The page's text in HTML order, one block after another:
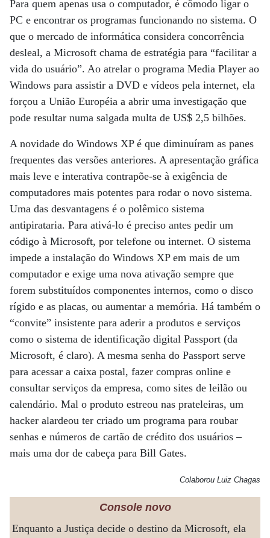
Para quem apenas usa o computador, é cômodo ligar o
PC e encontrar os programas funcionando no sistema. O
que o mercado de informática considera concorrência
desleal, a Microsoft chama de estratégia para “facilitar a
vida do usuário”. Ao atrelar o programa Media Player ao
Windows para assistir a DVD e vídeos pela internet, ela
forçou a União Européia a abrir uma investigação que
pode resultar numa salgada multa de US$ 2,5 bilhões.
A novidade do Windows XP é que diminuíram as panes
frequentes das versões anteriores. A apresentação gráfica
mais leve e interativa contrapõe-se à exigência de
computadores mais potentes para rodar o novo sistema.
Uma das desvantagens é o polêmico sistema
antipirataria. Para ativá-lo é preciso antes pedir um
código à Microsoft, por telefone ou internet. O sistema
impede a instalação do Windows XP em mais de um
computador e exige uma nova ativação sempre que
forem substituídos componentes internos, como o disco
rígido e as placas, ou aumentar a memória. Há também o
“convite” insistente para aderir a produtos e serviços
como o sistema de identificação digital Passport (da
Microsoft, é claro). A mesma senha do Passport serve
para acessar a caixa postal, fazer compras online e
consultar serviços da empresa, como sites de leilão ou
calendário. Mal o produto estreou nas prateleiras, um
hacker alardeou ter criado um programa para roubar
senhas e números de cartão de crédito dos usuários –
mais uma dor de cabeça para Bill Gates.
Colaborou Luiz Chagas
Console novo
Enquanto a Justiça decide o destino da Microsoft, ela